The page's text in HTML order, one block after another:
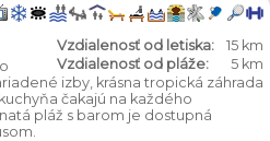
Vzdialenosť od letiska:
15 km
Vzdialenosť od pláže:
5 km
izby, krásna tropická záhrada
čakajú na každého
pláž s barom je dostupná